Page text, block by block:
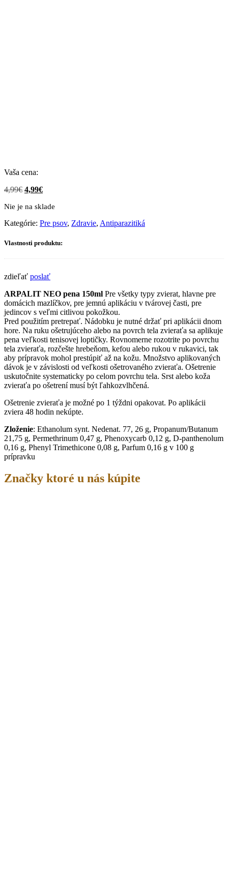
Vaša cena:
4,99€ Pôvodná
bola:
4,99€Aktuálna
je:
Nie je na sklade
Kategórie: Pre psov, Zdravie, Antiparazitiká
Vlastnosti produktu:
zdieľať poslať
ARPALIT NEO pena 150ml Pre všetky typy zvierat, hlavne pre
domácich mazlíčkov, pre jemnú aplikáciu v tvárovej časti, pre
jedincov s veľmi citlivou pokožkou.
Pred použitím pretrepať. Nádobku je nutné držať pri aplikácii dnom
hore. Na ruku ošetrujúceho alebo na povrch tela zvieraťa sa aplikuje
pena veľkosti tenisovej loptičky. Rovnomerne rozotrite po povrchu
tela zvieraťa, rozčešte hrebeňom, kefou alebo rukou v rukavici, tak
aby prípravok mohol prestúpiť až na kožu. Množstvo aplikovaných
dávok je v závislosti od veľkosti ošetrovaného zvieraťa. Ošetrenie
uskutočnite systematicky po celom povrchu tela. Srst alebo koža
zvieraťa po ošetrení musí být ľahkozvlhčená.
Ošetrenie zvieraťa je možné po 1 týždni opakovat. Po aplikácii
zviera 48 hodin nekúpte.
Zloženie: Ethanolum synt. Nedenat. 77, 26 g, Propanum/Butanum
21,75 g, Permethrinum 0,47 g, Phenoxycarb 0,12 g, D-panthenolum
0,16 g, Phenyl Trimethicone 0,08 g, Parfum 0,16 g v 100 g
prípravku
Značky ktoré u nás kúpite